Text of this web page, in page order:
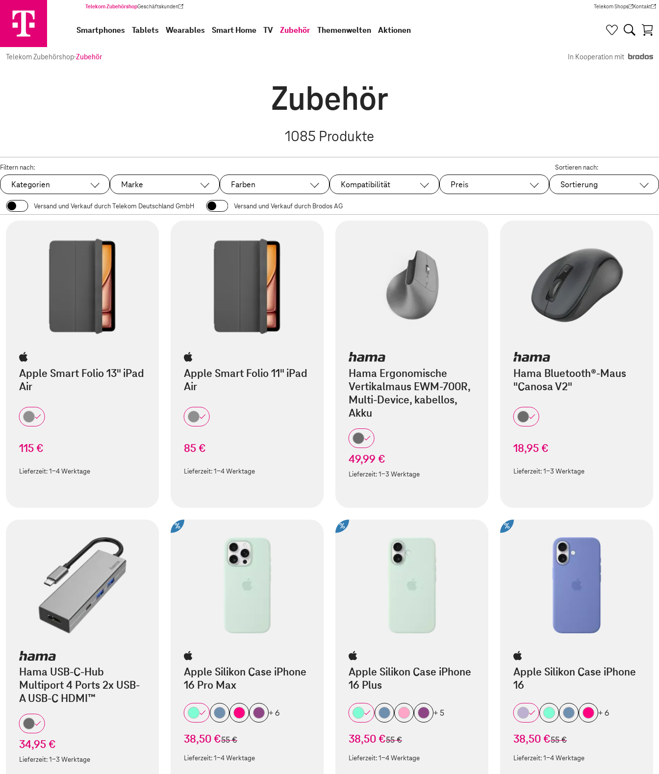
Telekom ZubehörshopGeschäftskunden
(Wird in einem neuen Tab geöffnet) Telekom Shops
(Wird in einem neuen Tab
Kontakt
(Wird in
Smartphones Tablets Wearables Smart Home TV Zubehör Themenwelten Aktionen
Telekom Zubehörshop·Zubehör In Kooperation mit
Zubehör
1085 Produkte
Filtern nach:
Kategorien Marke Farben Kompatibilität Preis
Sortieren nach:
Sortierung
Versand und Verkauf durch Telekom Deutschland GmbH Versand und Verkauf durch Brodos AG
Apple Smart Folio 13" iPad
Air
115 €
Lieferzeit:1-4 Werktage
Apple Smart Folio 11" iPad
Air
85 €
Lieferzeit:1-4 Werktage
Hama Ergonomische
Vertikalmaus EWM-700R,
Multi-Device, kabellos,
Akku
49,99 €
Lieferzeit:1-3 Werktage
Hama Bluetooth®-Maus
"Canosa V2"
18,95 €
Lieferzeit:1-3 Werktage
Hama USB-C-Hub
Multiport 4 Ports 2x USB-
A USB-C HDMI™
34,95 €
Lieferzeit:1-3 Werktage
%
Apple Silikon Case iPhone
16 Pro Max
+ 6
38,50 €statt
55 €
Lieferzeit:1-4 Werktage
%
Apple Silikon Case iPhone
16 Plus
+ 5
38,50 €statt
55 €
Lieferzeit:1-4 Werktage
%
Apple Silikon Case iPhone
16
+ 6
38,50 €statt
55 €
Lieferzeit:1-4 Werktage